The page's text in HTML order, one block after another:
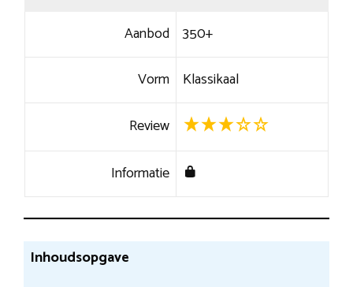
Aanbod 350+
Vorm Klassikaal
Review
Informatie
Inhoudsopgave